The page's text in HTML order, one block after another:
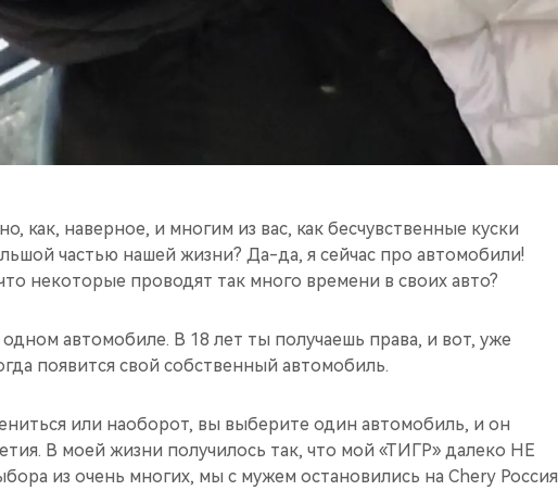
как, наверное, и многим из вас, как бесчувственные куски
частью нашей жизни? Да-да, я сейчас про автомобили!
некоторые проводят так много времени в своих авто?
автомобиле. В 18 лет ты получаешь права, и вот, уже
появится свой собственный автомобиль.
или наоборот, вы выберите один автомобиль, и он
В моей жизни получилось так, что мой «ТИГР» далеко НЕ
из очень многих, мы с мужем остановились на Chery Россия